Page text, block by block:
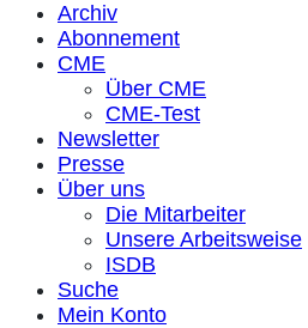
Archiv
Abonnement
CME
Über CME
CME-Test
Newsletter
Presse
Über uns
Die Mitarbeiter
Unsere Arbeitsweise
ISDB
Suche
Mein Konto